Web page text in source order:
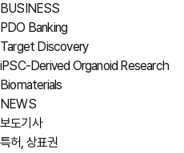
BUSINESS
PDO Banking
Target Discovery
iPSC-Derived Organoid Research
Biomaterials
NEWS
보도기사
특허, 상표권